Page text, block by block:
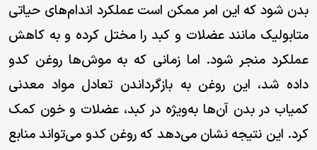
باشگاه
راهبران
مجله
مجازی ما
بدن شود که این امر ممکن است عملکرد اندام‌های حیاتی
متابولیک مانند عضلات و کبد را مختل کرده و به کاهش
عملکرد منجر شود. اما زمانی که به موش‌ها روغن کدو
داده شد، این روغن به بازگرداندن تعادل مواد معدنی
کمیاب در بدن آن‌ها به‌ویژه در کبد، عضلات و خون کمک
کرد. این نتیجه نشان می‌دهد که روغن کدو می‌تواند منابع